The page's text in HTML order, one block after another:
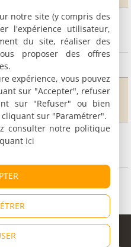
Kerbiniou
- 2026
notre site (y compris des
l'expérience utilisateur,
du site, réaliser des
proposer des offres
expérience, vous pouvez
sur "Accepter", refuser
sur "Refuser" ou bien
sur "Paramétrer".
consulter notre politique
ici